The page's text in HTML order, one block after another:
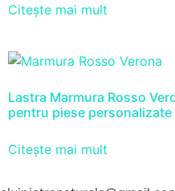
Citește mai mult
Lastra Marmura Rosso
pentru piese personalizate
Citește mai mult